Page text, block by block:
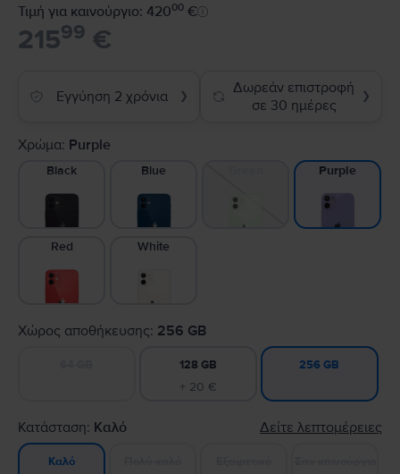
Τιμή για καινούργιο: 42000 €
21599 €
Εγγύηση 2 χρόνια ❯
Δωρεάν επιστροφή
σε 30 ημέρες
❯
Χρώμα: Purple
Black Blue Purple
Red White
Χώρος αποθήκευσης: 256 GB
128 GB
+ 20 €
256 GB
Κατάσταση: Καλό Δείτε λεπτομέρειες
Καλό